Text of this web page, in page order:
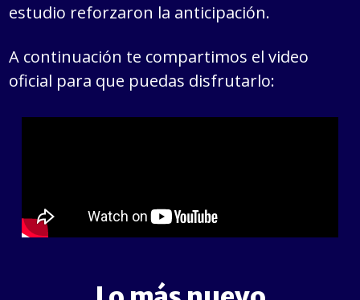
estudio reforzaron la anticipación.
A continuación te compartimos el video
oficial para que puedas disfrutarlo: